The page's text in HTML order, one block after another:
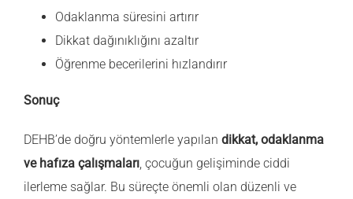
Odaklanma süresini artırır
Dikkat dağınıklığını azaltır
Öğrenme becerilerini hızlandırır
Sonuç
DEHB’de doğru yöntemlerle yapılan dikkat, odaklanma
ve hafıza çalışmaları, çocuğun gelişiminde ciddi
ilerleme sağlar. Bu süreçte önemli olan düzenli ve